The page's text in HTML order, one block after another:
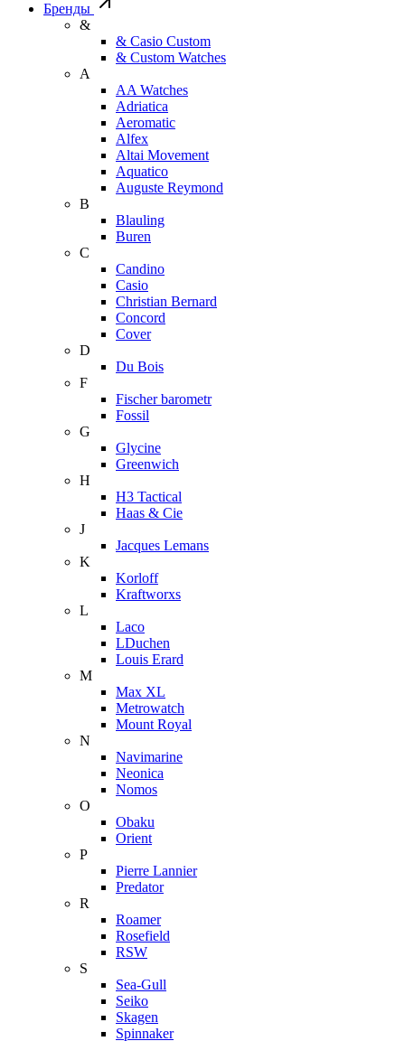
Бренды
&
& Casio Custom
& Custom Watches
A
AA Watches
Adriatica
Aeromatic
Alfex
Altai Movement
Aquatico
Auguste Reymond
B
Blauling
Buren
C
Candino
Casio
Christian Bernard
Concord
Cover
D
Du Bois
F
Fischer barometr
Fossil
G
Glycine
Greenwich
H
H3 Tactical
Haas & Cie
J
Jacques Lemans
K
Korloff
Kraftworxs
L
Laco
LDuchen
Louis Erard
M
Max XL
Metrowatch
Mount Royal
N
Navimarine
Neonica
Nomos
O
Obaku
Orient
P
Pierre Lannier
Predator
R
Roamer
Rosefield
RSW
S
Sea-Gull
Seiko
Skagen
Spinnaker